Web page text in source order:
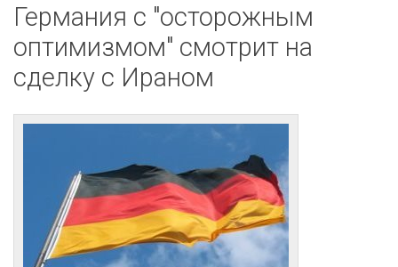
Германия с "осторожным
оптимизмом" смотрит на
сделку с Ираном